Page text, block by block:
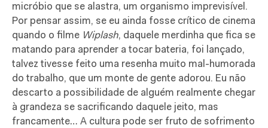
micróbio que se alastra, um organismo imprevisível.
Por pensar assim, se eu ainda fosse crítico de cinema
quando o filme Wiplash, daquele merdinha que fica se
matando para aprender a tocar bateria, foi lançado,
talvez tivesse feito uma resenha muito mal-humorada
do trabalho, que um monte de gente adorou. Eu não
descarto a possibilidade de alguém realmente chegar
à grandeza se sacrificando daquele jeito, mas
francamente… A cultura pode ser fruto de sofrimento